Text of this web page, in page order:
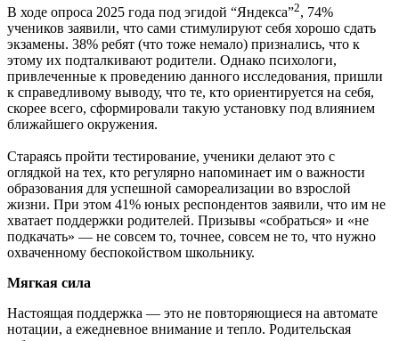
В ходе опроса 2025 года под эгидой “Яндекса”2, 74%
учеников заявили, что сами стимулируют себя хорошо сдать
экзамены. 38% ребят (что тоже немало) признались, что к
этому их подталкивают родители. Однако психологи,
привлеченные к проведению данного исследования, пришли
к справедливому выводу, что те, кто ориентируется на себя,
скорее всего, сформировали такую установку под влиянием
ближайшего окружения.
Стараясь пройти тестирование, ученики делают это с
оглядкой на тех, кто регулярно напоминает им о важности
образования для успешной самореализации во взрослой
жизни. При этом 41% юных респондентов заявили, что им не
хватает поддержки родителей. Призывы «собраться» и «не
подкачать» — не совсем то, точнее, совсем не то, что нужно
охваченному беспокойством школьнику.
Мягкая сила
Настоящая поддержка — это не повторяющиеся на автомате
нотации, а ежедневное внимание и тепло. Родительская